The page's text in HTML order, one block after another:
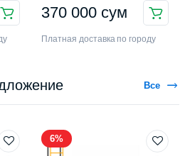
370 000 сум
Платная доставка по городу
Все
6%